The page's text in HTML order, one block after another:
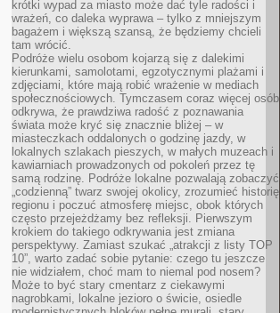
krótki wypad za miasto może dać tyle radości i
wrażeń, co daleka wyprawa – tylko z mniejszym
bagażem i większą szansą, że będziemy chcieli
tam wrócić.
Podróże wielu osobom kojarzą się z dalekimi
kierunkami, samolotami, egzotycznymi plażami i
zdjęciami, które mają robić wrażenie w mediach
społecznościowych. Tymczasem coraz więcej osób
odkrywa, że prawdziwa radość z poznawania
świata może kryć się znacznie bliżej – w
miasteczkach oddalonych o godzinę jazdy, w
lokalnych szlakach pieszych, w małych muzeach i
kawiarniach prowadzonych od pokoleń przez tę
samą rodzinę. Podróże lokalne pozwalają zobaczyć
„codzienną” twarz swojej okolicy, zrozumieć historię
regionu i poczuć atmosferę miejsc, obok których
często przejeżdżamy bez refleksji. Pierwszym
krokiem do takiego odkrywania jest zmiana
perspektywy. Zamiast szukać „atrakcji z listy TOP
10”, warto zadać sobie pytanie: czego tu jeszcze
nie widziałem, choć mam to niemal pod nosem?
Może to być stary cmentarz z ciekawymi
nagrobkami, lokalne jezioro o świcie, osiedle